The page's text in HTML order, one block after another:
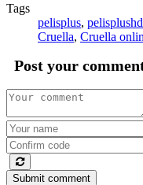
Tags
pelisplus, pelisplushd
Cruella, Cruella
Post your
Submit comment